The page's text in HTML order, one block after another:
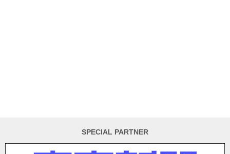
SPECIAL PARTNER